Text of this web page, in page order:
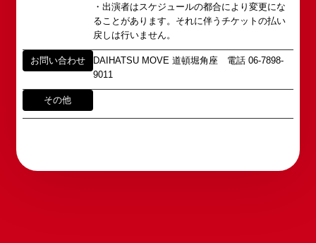
・出演者はスケジュールの都合により変更にな
ることがあります。それに伴うチケットの払い
戻しは行いません。
お問い合わせ
DAIHATSU MOVE 道頓堀角座 電話 06-7898-
9011
その他
お問い合わせ
中心である東京・大阪で復活させ、 新たな歴史を
スタートさせたいと考えております。
この劇場から、日本を代表するエンタテインナーが
続々と輩出され、文化の発展に寄与できるものと考
えております。
2011年5月14日 新宿角座 開業
ホームページに関するご意見・ご感想（※）
webmaster@shochikugeino.jp
※イベント内容・出演者等に関するお問い合わせ・
ご意見・ご感想は各イベントのお問い合わせ先電話
番号へお問い合わせください。
※内容によっては弊社からの回答を控えさせていた
だく場合もございます。予めご了承の上お問い合わ
せください。